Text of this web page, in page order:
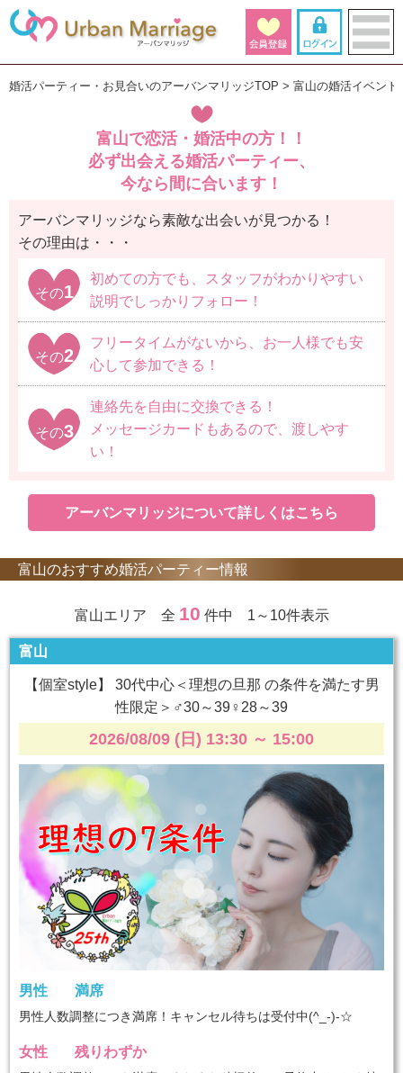
婚活パーティー・お見合いのアーバンマリッジTOP 富山の婚活イベント
富山で恋活・婚活中の方！！
必ず出会える婚活パーティー、
今なら間に合います！
アーバンマリッジなら素敵な出会いが見つかる！
その理由は・・・
その1
初めての方でも、スタッフがわかりやすい
説明でしっかりフォロー！
その2
フリータイムがないから、お一人様でも安
心して参加できる！
その3
連絡先を自由に交換できる！
メッセージカードもあるので、渡しやす
い！
アーバンマリッジについて詳しくはこちら
富山のおすすめ婚活パーティー情報
富山エリア 全 10 件中 1～10件表示
富山
【個室style】 30代中心＜理想の旦那 の条件を満たす男
性限定＞♂30～39♀28～39
2026/08/09 (日) 13:30 ～ 15:00
男性 満席
男性人数調整につき満席！キャンセル待ちは受付中(^_-)-☆
女性 残りわずか